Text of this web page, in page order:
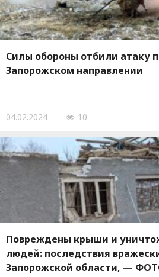
Силы обороны отбили атаку
Запорожском направлении
04.02.2024 10
Повреждены крыши и
людей: последствия
Запорожской области, —